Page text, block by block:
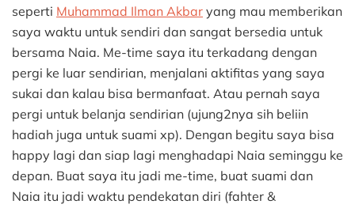
seperti Muhammad Ilman Akbar yang mau memberikan
saya waktu untuk sendiri dan sangat bersedia untuk
bersama Naia. Me-time saya itu terkadang dengan
pergi ke luar sendirian, menjalani aktifitas yang saya
sukai dan kalau bisa bermanfaat. Atau pernah saya
pergi untuk belanja sendirian (ujung2nya sih beliin
hadiah juga untuk suami xp). Dengan begitu saya bisa
happy lagi dan siap lagi menghadapi Naia seminggu ke
depan. Buat saya itu jadi me-time, buat suami dan
Naia itu jadi waktu pendekatan diri (fahter &